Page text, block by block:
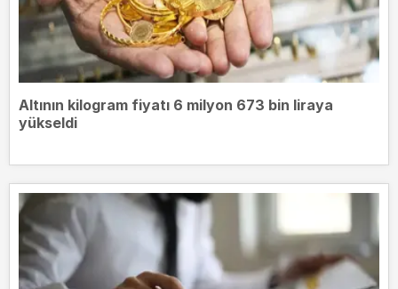
Altının kilogram fiyatı 6 milyon 673 bin liraya
yükseldi